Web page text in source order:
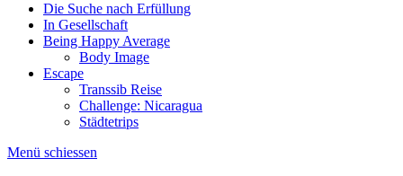
Die Suche nach Erfüllung
In Gesellschaft
Being Happy Average
Body Image
Escape
Transsib Reise
Challenge: Nicaragua
Städtetrips
Menü schiessen